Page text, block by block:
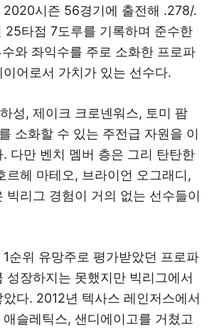
2020시즌 56경기에 출전해 .278/.
타점 7도루를 기록하며 준수한
와 좌익수를 주로 소화한 프로파
어로서 가치가 있는 선수다.
성, 제이크 크로넨워스, 토미 팜
소화할 수 있는 주전급 자원을 이
다만 벤치 멤버 층은 그리 탄탄한
르헤 마테오, 브라이언 오그래디,
빅리그 경험이 거의 없는 선수들이
순위 유망주로 평가받았던 프로파
성장하지는 못했지만 빅리그에서
다. 2012년 텍사스 레인저스에서
슬레틱스, 샌디에이고를 거쳤고